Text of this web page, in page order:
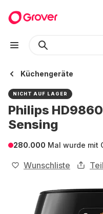
Küchengeräte
NICHT AUF LAGER
Philips
Sensing
280.000 Mal wurde mit
Wunschliste